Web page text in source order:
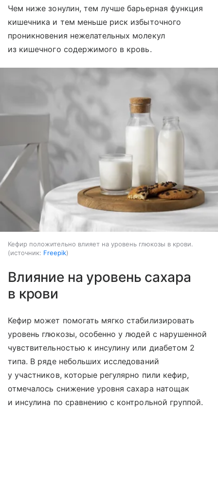
Чем ниже зонулин, тем лучше барьерная функция
кишечника и тем меньше риск избыточного
проникновения нежелательных молекул
из кишечного содержимого в кровь.
Кефир положительно влияет на уровень глюкозы в крови.
источник: Freepik
Влияние на уровень сахара
в крови
Кефир может помогать мягко стабилизировать
уровень глюкозы, особенно у людей с нарушенной
чувствительностью к инсулину или диабетом 2
типа. В ряде небольших исследований
у участников, которые регулярно пили кефир,
отмечалось снижение уровня сахара натощак
и инсулина по сравнению с контрольной группой.